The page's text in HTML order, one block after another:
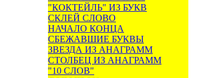
"КОКТЕЙЛЬ" ИЗ БУКВ
СКЛЕЙ СЛОВО
НАЧАЛО КОНЦА
СБЕЖАВШИЕ БУКВЫ
ЗВЕЗДА ИЗ АНАГРАММ
СТОЛБЕЦ ИЗ АНАГРАММ
"10 СЛОВ"